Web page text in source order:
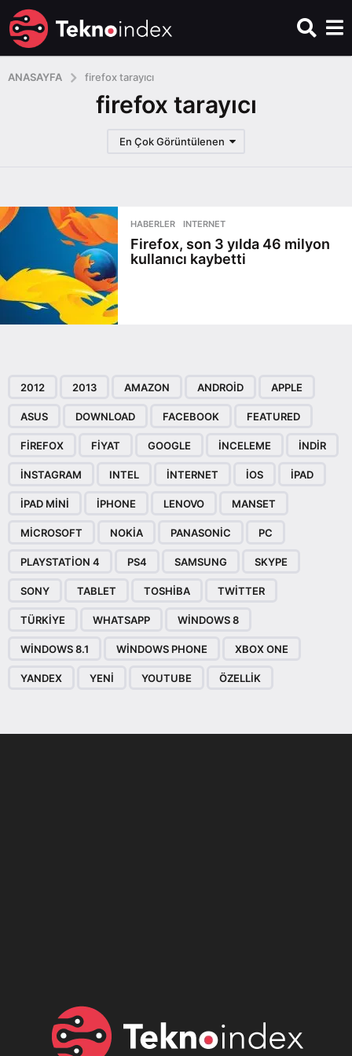
ANASAYFA firefox tarayıcı
firefox tarayıcı
En Çok Görüntülenen
HABERLER ,INTERNET
Firefox, son 3 yılda 46 milyon
kullanıcı kaybetti
2012 2013 AMAZON ANDROID APPLE
ASUS DOWNLOAD FACEBOOK FEATURED
FIREFOX FIYAT GOOGLE INCELEME INDIR
INSTAGRAM INTEL INTERNET IOS IPAD
IPAD MINI IPHONE LENOVO MANSET
MICROSOFT NOKIA PANASONIC PC
PLAYSTATION 4 PS4 SAMSUNG SKYPE
SONY TABLET TOSHIBA TWITTER
TÜRKIYE WHATSAPP WINDOWS 8
WINDOWS 8.1 WINDOWS PHONE XBOX ONE
YANDEX YENI YOUTUBE ÖZELLIK